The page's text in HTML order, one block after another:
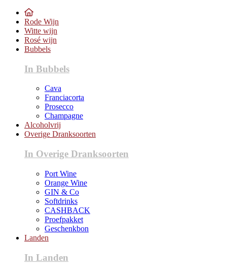
Rode Wijn
Witte wijn
Rosé wijn
Bubbels
In Bubbels
Cava
Franciacorta
Prosecco
Champagne
Alcoholvrij
Overige Dranksoorten
In Overige Dranksoorten
Port Wine
Orange Wine
GIN & Co
Softdrinks
CASHBACK
Proefpakket
Geschenkbon
Landen
In Landen